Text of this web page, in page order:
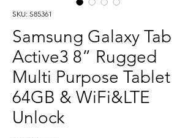
SKU: S85361
Samsung Galaxy Tab
Active3 8” Rugged
Multi Purpose Tablet
64GB & WiFi&LTE
Unlock